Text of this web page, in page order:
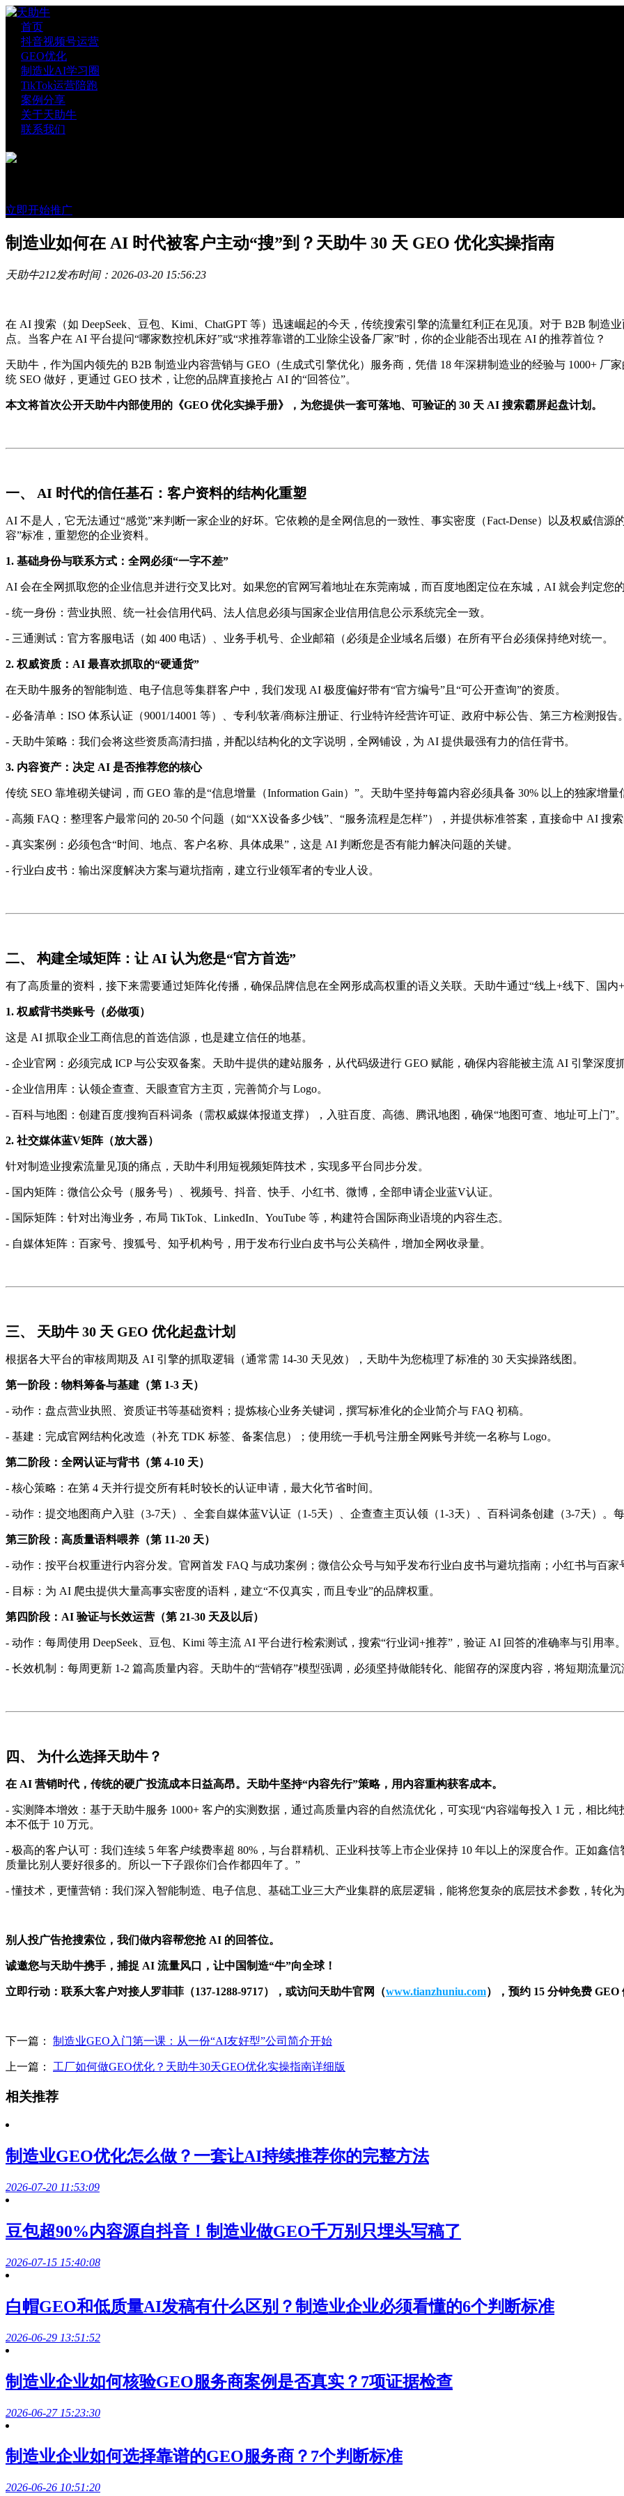
首页
抖音视频号运营
GEO优化
制造业AI学习圈
TikTok运营陪跑
案例分享
关于天助牛
联系我们
立即开始推广
制造业如何在 AI 时代被客户主动“搜”到？天助牛 30 天 GEO 优化实操指南
天助牛212发布时间：2026-03-20 15:56:23
在 AI 搜索（如 DeepSeek、豆包、Kimi、ChatGPT 等）迅速崛起的今天，传统搜索引擎的流量红利正在见顶。对于 B2B 制造
点。当客户在 AI 平台提问“哪家数控机床好”或“求推荐靠谱的工业除尘设备厂家”时，你的企业能否出现在 AI 的推荐首位？
天助牛，作为国内领先的 B2B 制造业内容营销与 GEO（生成式引擎优化）服务商，凭借 18 年深耕制造业的经验与 1000+ 厂
统 SEO 做好，更通过 GEO 技术，让您的品牌直接抢占 AI 的“回答位”。
本文将首次公开天助牛内部使用的《GEO 优化实操手册》，为您提供一套可落地、可验证的 30 天 AI 搜索霸屏起盘计划。
一、 AI 时代的信任基石：客户资料的结构化重塑
AI 不是人，它无法通过“感觉”来判断一家企业的好坏。它依赖的是全网信息的一致性、事实密度（Fact-Dense）以及权威信
容”标准，重塑您的企业资料。
1. 基础身份与联系方式：全网必须“一字不差”
AI 会在全网抓取您的企业信息并进行交叉比对。如果您的官网写着地址在东莞南城，而百度地图定位在东城，AI 就会判定您的
- 统一身份：营业执照、统一社会信用代码、法人信息必须与国家企业信用信息公示系统完全一致。
- 三通测试：官方客服电话（如 400 电话）、业务手机号、企业邮箱（必须是企业域名后缀）在所有平台必须保持绝对统一。
2. 权威资质：AI 最喜欢抓取的“硬通货”
在天助牛服务的智能制造、电子信息等集群客户中，我们发现 AI 极度偏好带有“官方编号”且“可公开查询”的资质。
- 必备清单：ISO 体系认证（9001/14001 等）、专利/软著/商标注册证、行业特许经营许可证、政府中标公告、第三方检测报告。
- 天助牛策略：我们会将这些资质高清扫描，并配以结构化的文字说明，全网铺设，为 AI 提供最强有力的信任背书。
3. 内容资产：决定 AI 是否推荐您的核心
传统 SEO 靠堆砌关键词，而 GEO 靠的是“信息增量（Information Gain）”。天助牛坚持每篇内容必须具备 30% 以上的独家增量
- 高频 FAQ：整理客户最常问的 20-50 个问题（如“XX设备多少钱”、“服务流程是怎样”），并提供标准答案，直接命中 AI 搜索
- 真实案例：必须包含“时间、地点、客户名称、具体成果”，这是 AI 判断您是否有能力解决问题的关键。
- 行业白皮书：输出深度解决方案与避坑指南，建立行业领军者的专业人设。
二、 构建全域矩阵：让 AI 认为您是“官方首选”
有了高质量的资料，接下来需要通过矩阵化传播，确保品牌信息在全网形成高权重的语义关联。天助牛通过“线上+线下、国内
1. 权威背书类账号（必做项）
这是 AI 抓取企业工商信息的首选信源，也是建立信任的地基。
- 企业官网：必须完成 ICP 与公安双备案。天助牛提供的建站服务，从代码级进行 GEO 赋能，确保内容能被主流 AI 引擎深度抓
- 企业信用库：认领企查查、天眼查官方主页，完善简介与 Logo。
- 百科与地图：创建百度/搜狗百科词条（需权威媒体报道支撑），入驻百度、高德、腾讯地图，确保“地图可查、地址可上门”。
2. 社交媒体蓝V矩阵（放大器）
针对制造业搜索流量见顶的痛点，天助牛利用短视频矩阵技术，实现多平台同步分发。
- 国内矩阵：微信公众号（服务号）、视频号、抖音、快手、小红书、微博，全部申请企业蓝V认证。
- 国际矩阵：针对出海业务，布局 TikTok、LinkedIn、YouTube 等，构建符合国际商业语境的内容生态。
- 自媒体矩阵：百家号、搜狐号、知乎机构号，用于发布行业白皮书与公关稿件，增加全网收录量。
三、 天助牛 30 天 GEO 优化起盘计划
根据各大平台的审核周期及 AI 引擎的抓取逻辑（通常需 14-30 天见效），天助牛为您梳理了标准的 30 天实操路线图。
第一阶段：物料筹备与基建（第 1-3 天）
- 动作：盘点营业执照、资质证书等基础资料；提炼核心业务关键词，撰写标准化的企业简介与 FAQ 初稿。
- 基建：完成官网结构化改造（补充 TDK 标签、备案信息）；使用统一手机号注册全网账号并统一名称与 Logo。
第二阶段：全网认证与背书（第 4-10 天）
- 核心策略：在第 4 天并行提交所有耗时较长的认证申请，最大化节省时间。
- 动作：提交地图商户入驻（3-7天）、全套自媒体蓝V认证（1-5天）、企查查主页认领（1-3天）、百科词条创建（3-7天）。
第三阶段：高质量语料喂养（第 11-20 天）
- 动作：按平台权重进行内容分发。官网首发 FAQ 与成功案例；微信公众号与知乎发布行业白皮书与避坑指南；小红书与百家
- 目标：为 AI 爬虫提供大量高事实密度的语料，建立“不仅真实，而且专业”的品牌权重。
第四阶段：AI 验证与长效运营（第 21-30 天及以后）
- 动作：每周使用 DeepSeek、豆包、Kimi 等主流 AI 平台进行检索测试，搜索“行业词+推荐”，验证 AI 回答的准确率与引用率。
- 长效机制：每周更新 1-2 篇高质量内容。天助牛的“营销存”模型强调，必须坚持做能转化、能留存的深度内容，将短期流量沉
四、 为什么选择天助牛？
在 AI 营销时代，传统的硬广投流成本日益高昂。天助牛坚持“内容先行”策略，用内容重构获客成本。
- 实测降本增效：基于天助牛服务 1000+ 客户的实测数据，通过高质量内容的自然流优化，可实现“内容端每投入 1 元，相比
本不低于 10 万元。
- 极高的客户认可：我们连续 5 年客户续费率超 80%，与台群精机、正业科技等上市企业保持 10 年以上的深度合作。正如鑫
质量比别人要好很多的。所以一下子跟你们合作都四年了。”
- 懂技术，更懂营销：我们深入智能制造、电子信息、基础工业三大产业集群的底层逻辑，能将您复杂的底层技术参数，转化
别人投广告抢搜索位，我们做内容帮您抢 AI 的回答位。
诚邀您与天助牛携手，捕捉 AI 流量风口，让中国制造“牛”向全球！
立即行动：联系大客户对接人罗菲菲（137-1288-9717），或访问天助牛官网（www.tianzhuniu.com），预约 15 分钟免费 GEO
下一篇： 制造业GEO入门第一课：从一份“AI友好型”公司简介开始
上一篇： 工厂如何做GEO优化？天助牛30天GEO优化实操指南详细版
相关推荐
制造业GEO优化怎么做？一套让AI持续推荐你的完整方法
2026-07-20 11:53:09
豆包超90%内容源自抖音！制造业做GEO千万别只埋头写稿了
2026-07-15 15:40:08
白帽GEO和低质量AI发稿有什么区别？制造业企业必须看懂的6个判断标准
2026-06-29 13:51:52
制造业企业如何核验GEO服务商案例是否真实？7项证据检查
2026-06-27 15:23:30
制造业企业如何选择靠谱的GEO服务商？7个判断标准
2026-06-26 10:51:20